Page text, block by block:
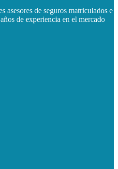
asesores de seguros matriculados e
de experiencia en el mercado